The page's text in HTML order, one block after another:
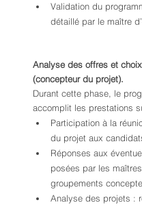
Validation du
détaillé par le maître
Analyse des offres et
(concepteur du projet).
Durant cette phase, le
accomplit les prestations
Participation à la
du projet aux
Réponses aux
posées par les
groupements
Analyse des projets :